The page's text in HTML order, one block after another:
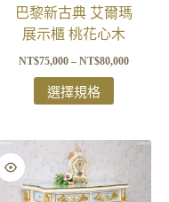
巴黎新古典 艾爾瑪
展示櫃 桃花心木
NT$75,000 – NT$80,000
選擇規格